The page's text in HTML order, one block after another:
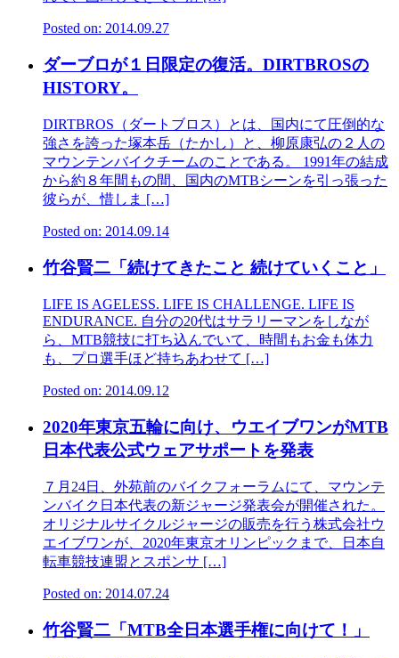
Posted on: 2014.09.27
ダーブロが１日限定の復活。DIRTBROSの
HISTORY。
DIRTBROS（ダートブロス）とは、国内にて圧倒的な
強さを誇った塚本岳（たかし）と、柳原康弘の２人の
マウンテンバイクチームのことである。 1991年の結成
から約８年間もの間、国内のMTBシーンを引っ張った
彼らが、惜しま […]
Posted on: 2014.09.14
竹谷賢二「続けてきたこと 続けていくこと」
LIFE IS AGELESS. LIFE IS CHALLENGE. LIFE IS
ENDURANCE. 自分の20代はサラリーマンをしなが
ら、MTB競技に打ち込んでいて、時間もお金も体力
も、プロ選手ほど持ちあわせて […]
Posted on: 2014.09.12
2020年東京五輪に向け、ウエイブワンがMTB
日本代表公式ウェアサポートを発表
７月24日、外苑前のバイクフォーラムにて、マウンテ
ンバイク日本代表の新ジャージ発表会が開催された。
オリジナルサイクルジャージの販売を行う株式会社ウ
エイブワンが、2020年東京オリンピックまで、日本自
転車競技連盟とスポンサ […]
Posted on: 2014.07.24
竹谷賢二「MTB全日本選手権に向けて！」